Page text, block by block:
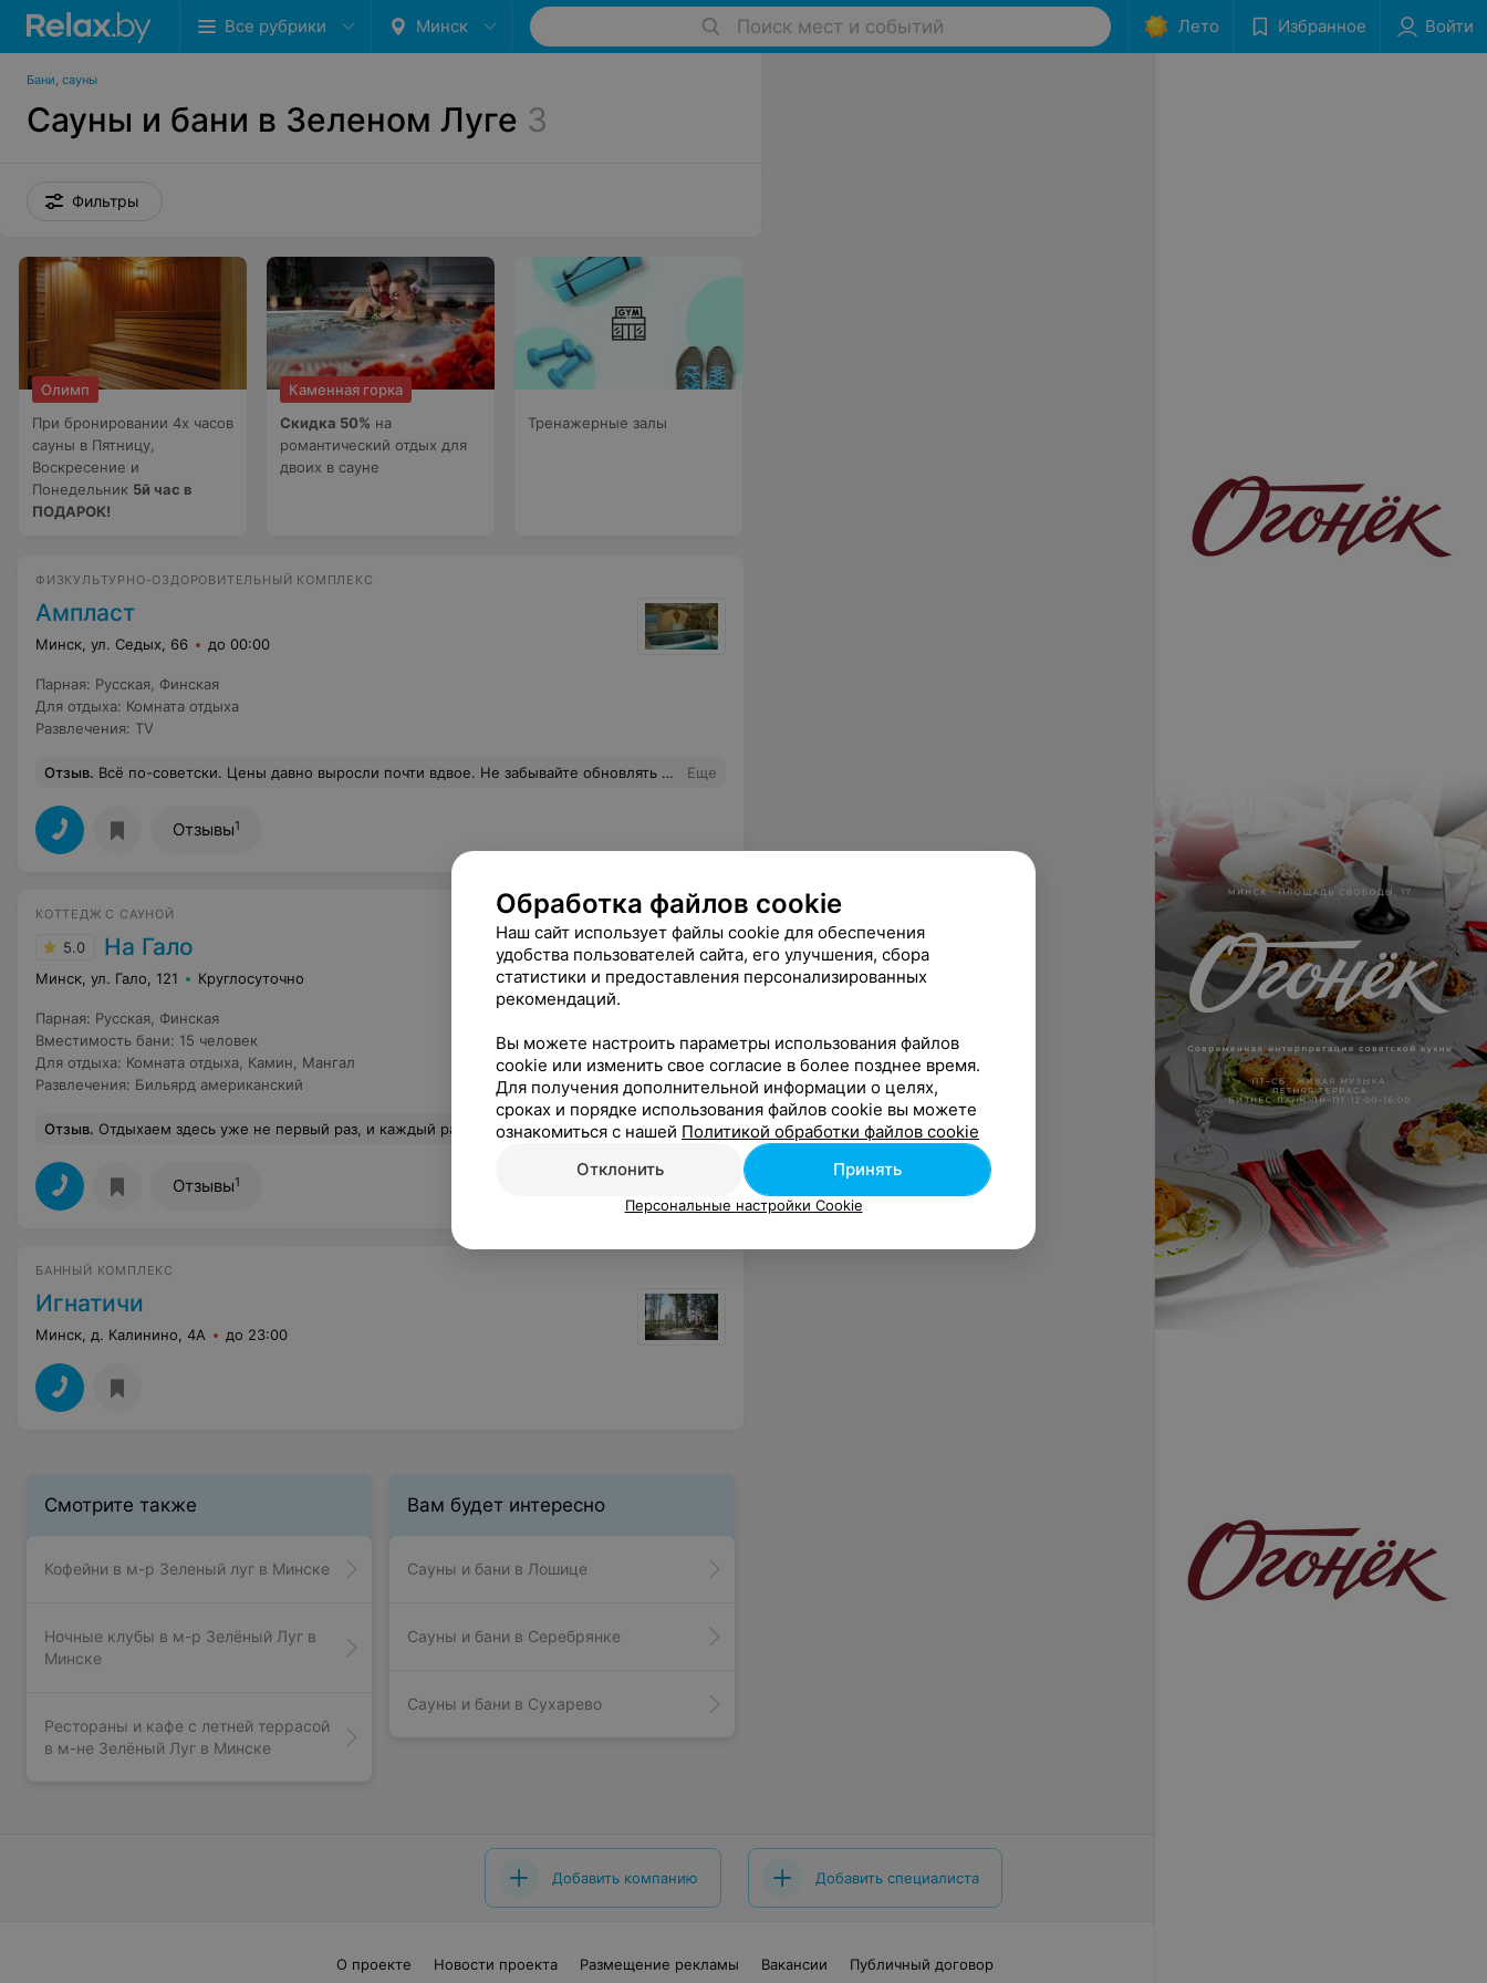
Все рубрики Минск Поиск мест и событий Лето Избранное Войти
Бани, сауны
Сауны и бани в Зеленом Луге 3
Фильтры
Олимп
При бронировании 4х часов
сауны в Пятницу,
Воскресение и
Понедельник 5й час в
ПОДАРОК!
Каменная горка
Скидка 50% на
романтический отдых для
двоих в сауне
Тренажерные залы
ФИЗКУЛЬТУРНО-ОЗДОРОВИТЕЛЬНЫЙ КОМПЛЕКС
Ампласт
Минск, ул. Седых, 66 до 00:00
Парная: Русская Финская
Для отдыха: Комната отдыха
Развлечения: TV
Отзыв. Всё по-советски. Цены давно выросли почти вдвое. Не забывайте обновлять информацию на этом сайте хоть раз в год. Еще
Отзывы1
КОТТЕДЖ С САУНОЙ
5.0 На Гало
Минск, ул. Гало, 121 Круглосуточно
Парная: Русская Финская
Вместимость бани: 15 человек
Для отдыха: Комната отдыха Камин
Мангал
Развлечения: Бильярд американский
Отзыв. Отдыхаем здесь уже не первый раз, и каждый раз это стопроцентный восторг! Праздновали тут и мой день рождения большой компанией на 15 человек, и день рождения мамы в семейном кругу — оба праздника прошли великолепно. Для любителей бани это просто находка: здесь отличная парилка и шикарный, правильный пар — объективно один из лучших в Минске! Сам дом великолепный, очень чистый и продуманный. Есть абсолютно всё для крутого отдыха: отличный бассейн с гидромассажем, мощные колонки, телевизоры и микрофоны для караоке. Отдельное и самое огромное спасибо хозяину! Прекраснейший, душевный человек и невероятно гостеприимный хозяин. Он не просто встречает гостей, а искренне заботится о комфорте: по желанию может помочь и с подготовкой продуктов, и с жаркой мяса на мангале. При этом цена за такой уровень отдыха очень приятная, и всегда можно договориться по условиям.Сауна на Гало 121 — это место, куда хочется возвращаться снова и снова. Огромное спасибо за душевный прием, рекомендуем от всей души! Еще
Отзывы1
БАННЫЙ КОМПЛЕКС
Игнатичи
Минск, д. Калинино, 4А до 23:00
Смотрите также
Кофейни в м-р Зеленый луг в Минске
Ночные клубы в м-р Зелёный Луг в
Минске
Рестораны и кафе с летней террасой
в м-не Зелёный Луг в Минске
Вам будет интересно
Сауны и бани в Лошице
Сауны и бани в Серебрянке
Сауны и бани в Сухарево
Добавить компанию Добавить специалиста
О проекте Новости проекта Размещение рекламы Вакансии Публичный договор
Обработка файлов cookie
Наш сайт использует файлы cookie для обеспечения
удобства пользователей сайта, его улучшения, сбора
статистики и предоставления персонализированных
рекомендаций.
Вы можете настроить параметры использования файлов
cookie или изменить свое согласие в более позднее время.
Для получения дополнительной информации о целях,
сроках и порядке использования файлов cookie вы можете
ознакомиться с нашей Политикой обработки файлов cookie
Отклонить
Принять
Персональные настройки Cookie